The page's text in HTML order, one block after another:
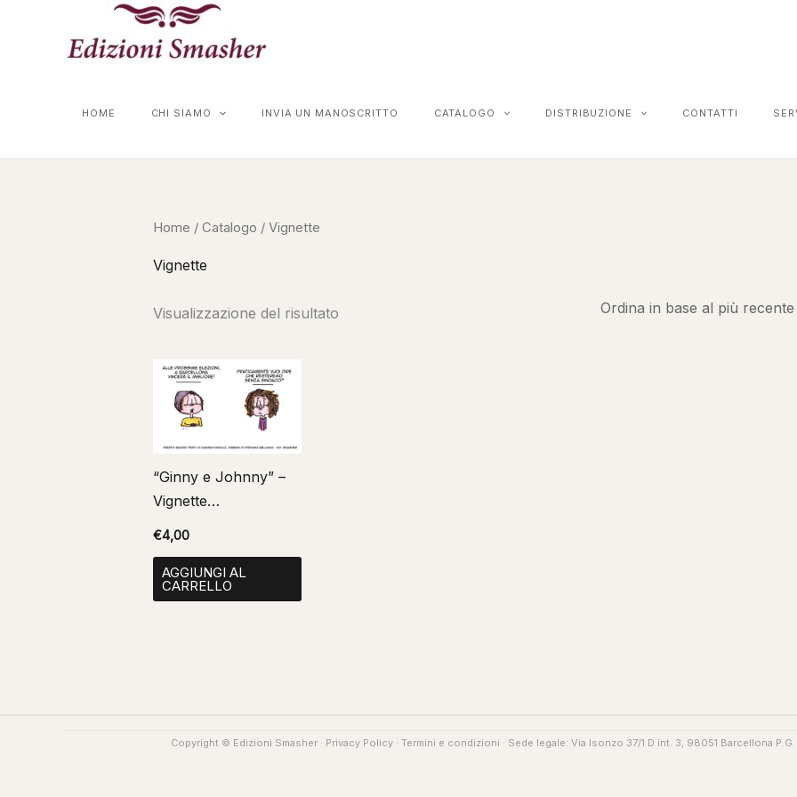
contenuto
HOME CHI SIAMO INVIA UN MANOSCRITTO CATALOGO DISTRIBUZIONE CONTATTI
Home / Catalogo / Vignette
Vignette
Visualizzazione del risultato
“Ginny e Johnny” –
Vignette
Amministrative
€4,00
AGGIUNGI AL
CARRELLO
Copyright © Edizioni Smasher · Privacy Policy· Termini e condizioni · Sede legale: Via Isonzo 37/1 D int. 3, 98051 Barcellona